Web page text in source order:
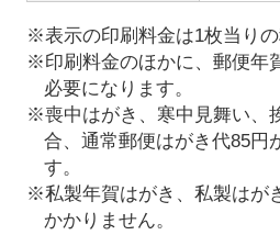
※表示の印刷料金は1枚当りの
※印刷料金のほかに、郵便年
必要になります。
※喪中はがき、寒中見舞い、
合、通常郵便はがき代85円
す。
※私製年賀はがき、私製はが
かかりません。